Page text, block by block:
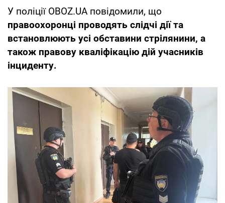
У поліції OBOZ.UA повідомили, що
правоохоронці проводять слідчі дії та
встановлюють усі обставини стрілянини, а
також правову кваліфікацію дій учасників
інциденту.